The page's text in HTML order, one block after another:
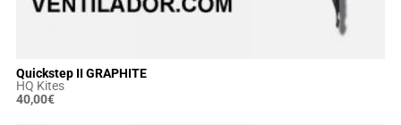
Quickstep II GRAPHITE
HQ Kites
40,00€